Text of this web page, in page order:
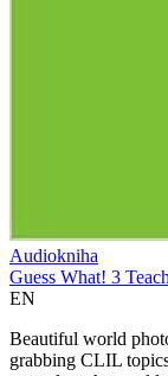
Audiokniha
Guess What! 3
EN
Beautiful world
grabbing CLIL